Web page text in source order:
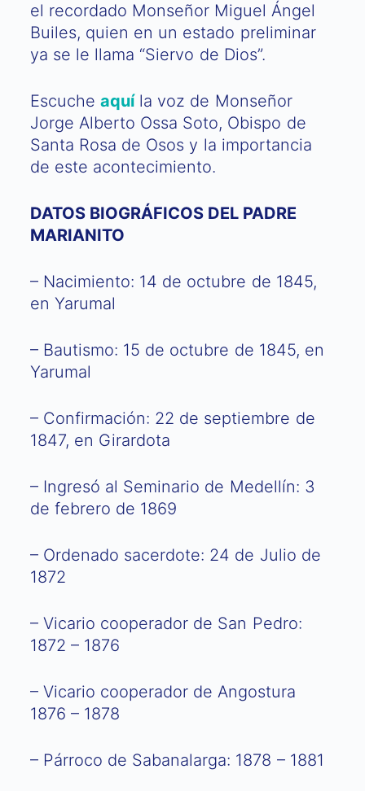
el recordado Monseñor Miguel Ángel
Builes, quien en un estado preliminar
ya se le llama “Siervo de Dios”.
Escucheaquíla voz de Monseñor
Jorge Alberto Ossa Soto, Obispo de
Santa Rosa de Osos y la importancia
de este acontecimiento.
DATOS BIOGRÁFICOS DEL PADRE
MARIANITO
– Nacimiento: 14 de octubre de 1845,
en Yarumal
– Bautismo: 15 de octubre de 1845, en
Yarumal
– Confirmación: 22 de septiembre de
1847, en Girardota
– Ingresó al Seminario de Medellín: 3
de febrero de 1869
– Ordenado sacerdote: 24 de Julio de
1872
– Vicario cooperador de San Pedro:
1872 – 1876
– Vicario cooperador de Angostura
1876 – 1878
– Párroco de Sabanalarga: 1878 – 1881